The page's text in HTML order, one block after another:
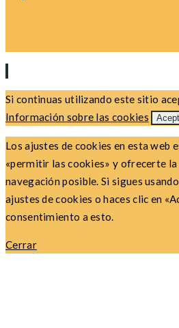
Si continuas utilizando este sitio
Información sobre las cookies
Los ajustes de cookies en esta web
«permitir las cookies» y ofrecerte
navegación posible. Si sigues
ajustes de cookies o haces clic en
consentimiento a esto.
Cerrar